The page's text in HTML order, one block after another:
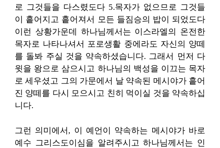
로 그것들을 다스렸도다 5.목자가 없으므로 그것들
이 흩어지고 흩어져서 모든 들짐승의 밥이 되었도다
이런 상황가운데 하나님께서는 이스라엘의 온전한
목자로 나타나셔서 포로생활 중에라도 자신의 양떼
를 돌봐 주실 것을 약속하셨습니다. 그래서 먼저 다
윗을 왕으로 삼으시고 하나님의 백성을 이끄는 목자
로 세우셨고 그의 가문에서 날 약속된 메시야가 흩어
진 양떼를 다시 모으시고 친히 먹이실 것을 약속하십
니다.
그런 의미에서, 이 예언이 약속하는 메시야가 바로
예수 그리스도이심을 알려주시고 하나님께서는 인